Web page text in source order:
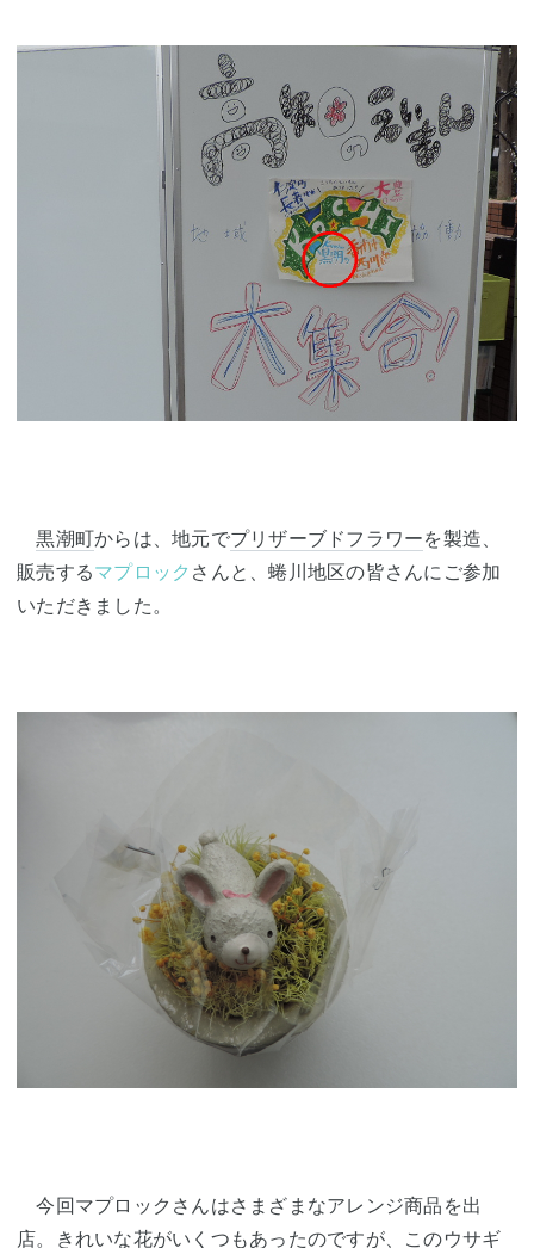
黒潮町からは、地元でプリザーブドフラワーを製造、
販売するマプロック さんと、蜷川地区の皆さんにご参加
いただきました。
今回マプロックさんはさまざまなアレンジ商品を出
店。きれいな花がいくつもあったのですが、このウサギ